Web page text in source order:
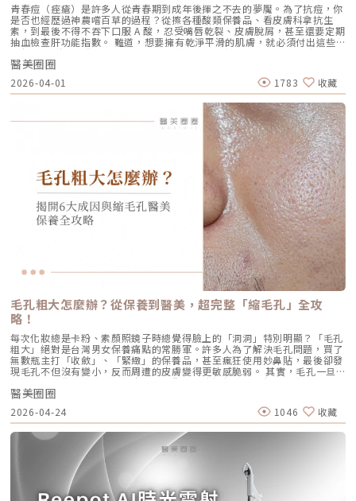
4至6個月後進行。必要時，醫師會根據患者肌膚老化程度，評估是否安排加
強治療，以達到最佳效果。大部分患者在首次治療後約2至4週，能感受到肌
膚保濕度提升與質感柔嫩。完整療程結束後，肌膚彈性、細緻度與毛孔緊實
度明顯改善，效果可維持數月，期間因人而異，與個人膚質及保養習慣相
關。針對肌膚老化較嚴重的患者，醫師會提供客製化療程方案，確保治療成
效符合期待。為何完成完整療程後仍需定期補打？雖然Profhilo在第一年完
成三次療程後，可促進皮膚彈力蛋白的新生，但其成分會在體內逐漸代謝，
約在施打後28天開始減少。儘管如此，Profhilo所啟動的生物刺激作用能持
續約3個月左右。隨著時間流逝，皮膚的保濕度與細胞活化功能會逐漸降
低，肌膚質感可能回復至治療前的狀態。加上年齡增長與環境壓力，皮膚細
胞活力下降，因此建議每3至4個月進行一次補打，持續激活肌膚，維持年輕
健康。一項針對40至65歲受試者的研究顯示，接受兩次Profhilo注射（間
隔30天）後，在1個月與4個月的評估中，皮膚彈性與保濕度均有顯著提
升，且效果可維持至少4個月。受試者自我評估亦反映皺紋減少、肌膚更緊
緻，印證持續治療的重要性。（參考來源：Sparavigna et al., 2022）璞
菲洛療程前後注意事項術前： 停止服用抗凝血藥物（如阿斯匹靈、維他命
E） 治療當天避免化妝、飲酒 保持作息規律，避免熬夜與重度壓力術後：
24小時內避免按摩施打部位 三天內避免劇烈運動與三溫暖 一週內避免臉部
熱敷與刺激性護膚產品 建議加強保濕、防曬，幫助效果延長璞菲洛副作用
與風險Profhilo屬於非交聯玻尿酸，不含化學交聯劑，生物相容性極佳，副
作用相對少。常見輕微反應包括： 注射處短暫腫脹、微紅 局部輕微瘀青
（數日內可自行消退） 極少數人可能會有輕微搔癢或壓痛感，通常在數天
內緩解※ 選擇合法診所與原廠授權產品，是避免療程風險最關鍵的因素。
為什麼 Profhilo 成為新一代醫美趨勢？隨著醫美觀念的演變，越來越多人
追求自然、柔和的改善效果，不希望臉部看起來僵硬或過度膨脹。Profhilo
與傳統填充型療程最大的不同，在於它獨特的「重建」式作用。Profhilo
並非單純地填補，而是將高濃度玻尿酸均勻分布於肌膚真皮層，從底層刺激
膠原蛋白與彈力蛋白新生，啟動肌膚的自我修復能力，讓效果柔和自然，能
有效降低傳統填充物可能帶來的異物感，也更貼近肌膚自然老化的邏輯。此
外，Profhilo 完美契合了當前醫美市場「微侵入式」與「預防型保養」的
趨勢。它填補了日常保養品與侵入式手術之間的空缺，不需像肉毒桿菌那樣
限制表情，也不需要像手術拉皮那樣漫長的恢復期。對於生活忙碌、注重效
率的現代人來說，這讓它更容易被接受，成為許多人延緩老化、提升膚質的
首選。臨床案例分享以下為原廠提供的實際案例，透過Profhilo逆時針療
程，觀察治療前後肌膚狀態的變化，供大家參考了解療程效果。璞菲洛
Profhilo常見Q&AQ1：PROFHILO和水光療程有什麼差別？ 水光著重在肌
膚表層補水，讓皮膚變得水嫩透亮；而PROFHILO作用層次更深，不只補
水，還能活化膠原蛋白、彈力蛋白等細胞修復，提升整體彈性與緊緻度。它
的特點是透過穩定擴散來刺激肌膚自我修復，不靠刺激或破壞，適合想全面
改善膚況的人。Q2：可以和電波、音波等療程搭配嗎？ 可與電波、音波等
療程搭配使用，建議間隔約兩週，具體施打順序與時間需由醫師評估。電
波、音波術後可加速肌膚修復並延長效果，但需等皮膚完全降溫後再進行
Profhilo療程。施打前請務必諮詢醫師，遵從專業建議安排療程。Q3：璞
菲洛每年需要打幾次？ 一個完整療程通常包含三次施打，前兩次相隔約一
如果妳覺得臉部皮膚軟爛、毛孔粗大、布滿細紋，這通常是真皮層膠原蛋白
流失。此時我會建議以「無雙電波」或「鳳凰電波」為主，強化表層的「緊
緻」，若能搭配美音二代 1.5mm 或 3.0mm 的探頭進行分層治療，效果會
更全面。2.3 脂肪下移型（贅肉堆積）有些人老化表現是法令紋上方擠出一
塊肉，或是出現明顯的雙下巴。這類族群除了筋膜拉提，還需要美音二代對
脂肪組織產生的微熱效應來進行收斂，收緊鬆贅組織，恢復線條的俐落感。
三、 關於痛感與效果：二代真的不一樣嗎？「醫師，聽說美國音波非常
痛，是真的嗎？」這是許多客人心中的陰影。的確，第一代美國音波因其能
量輸出極為強悍扎實，對某些痛感較敏感的客人來說確實是一大挑戰。但
Ultherapy Prime（美音二代）在 2026 年能被醫美圈推崇，關鍵就在於它
大幅優化了「舒適度」。3.1 減痛技術的優化美音二代優化了能量輸出的波
型與頻率，使熱能釋放更加穩定均勻。在臨床操作中，我發現客人的耐受度
顯著提升，不再需要像早期那樣「痛到想哭」。 見效時間：治療當下因組
織受熱收縮，會有 10-20% 的即時拉提感。真正的巔峰效果會在術後 2–3
個月，隨著膠原蛋白的大量新生，輪廓會日益清晰。 維持時間：在規律的
生活作息下，一次優良的治療效果可維持 12–18 個月。四、 蔡醫師的減齡
處方箋：美音二代的精準佈點很多診所標榜「破千條」的音波，但我始終堅
持：條數不是越多越好，精準度才是關鍵。過多的能量可能造成脂肪萎縮
（臉凹），過少則無感。在辰美學，我會根據每一位客人的臉型厚薄、鬆弛
程度，規劃專屬的能量地圖。以下是 2026 年我常用的建議處方： 施作區
更好的「精緻度」，我常會建議在音波拉提後，搭配再生針（瑞德喜）進行
外輪廓的固定，或是以「混合式填充」補足流失的骨架支撐。這種「由內拉
提、由外固定」的複合思維，才是現代抗老的趨勢。五、 2026 醫美行情與
避坑建議當妳搜尋「美國音波二代價格」時，會發現市場行情落差很大。身
為醫師，我必須提醒大家，費用背後包含的是原廠探頭成本、儀器維護、以
及最重要的「醫師的技術與判讀經驗」。 認明原廠授權：施打前請掃描儀
器與探頭 QR Code，確保非水貨或非法翻新探頭。 選擇認證醫師：音波拉
提需要精準的解剖學知識，只有受過原廠培訓的醫師，才能在「安全邊界
內」將能量發揮到極致。六、 結語：愛美，是為了成就更好的自己我常
說，醫美的意義不在於把妳變成另外一個人，而在於「找回最巔峰狀態的
妳」。看著客人在治療後，重新對鏡子裡的自己露出自信的微笑，那是我身
為醫師最大的成就感。我會運用 Ultherapy Prime 美國音波第二代的精準
技術，結合我對面部結構的美感理解，悉心守護妳每一寸肌膚的張力。如果
您也對輪廓的流失感到焦慮，或者正猶豫哪種療程最適合自己，歡迎預約來
診間，讓我們在一個放鬆、透明的環境下，一起討論出最適合您的減齡計
畫。
青春痘（痤瘡）是許多人從青春期到成年後揮之不去的夢魘。為了抗痘，你
是否也經歷過神農嚐百草的過程？從擦各種酸類保養品、看皮膚科拿抗生
素，到最後不得不吞下口服 A 酸，忍受嘴唇乾裂、皮膚脫屑，甚至還要定期
抽血檢查肝功能指數。 難道，想要擁有乾淨平滑的肌膚，就必須付出這些
代價嗎？ 隨著醫學美容科技的進步，抗痘治療終於迎來了劃時代的突破。
全球首款獲得美國 FDA 認證，專門針對「皮脂腺」進行治療的 AviClear 戰
痘雷射 正式問世。它主打不需依賴藥物、無嚴重副作用，透過專利
1726nm 波長雷射，從根源「關閉」過度活躍的皮脂腺。 這篇文章將帶你
全面深入了解 AviClear 戰痘雷射的作用原理、與傳統治療的差異、療程細
節以及真實的術後效果，幫助你評估這項抗痘黑科技是否適合自己。為什麼
痘痘總是反覆發作？看懂萬惡之源「皮脂腺」在認識 AviClear 戰痘雷射之
前，我們必須先了解痘痘（痤瘡）究竟是怎麼形成。青春痘的生成機制主要
包含四大關鍵： 皮脂分泌過盛：受到賀爾蒙、壓力、飲食或基因影響，皮
脂腺製造出過多的油脂。 毛囊角化異常：老廢角質無法正常代謝，與油脂
混合後堵塞毛孔，形成粉刺。 痤瘡桿菌增生：堵塞的無氧毛孔成為痤瘡桿
菌（C. acnes）的溫床，細菌大量繁殖。 發炎反應：細菌代謝物引發免疫
反應，導致紅腫、化膿，形成嚴重的囊腫型或膿皰型痘痘。在這四個環節
中，「皮脂分泌過盛」是啟動後續一連串災難的開關。傳統的治療方式，如
抗生素主要針對殺菌；外用酸類主要針對去角質。唯有口服 A 酸能夠有效抑
制皮脂腺分泌，這也是為什麼口服 A 酸過去被視為治療嚴重痘痘的終極武
器。然而，口服 A 酸伴隨著全身性的副作用。而 AviClear 戰痘雷射的誕
生，就是為了一次解決這個痛點：我們能不能在不吃藥的情況下，精準且長
效地控制皮脂腺？什麼是 AviClear 戰痘雷射？解密 1726nm 的物理奇蹟
AviClear 戰痘雷射是一台利用特定波長光能來治療痤瘡的醫療儀器。它的核
心技術在於突破性的1726nm 波長雷射。1. 為什麼是 1726nm 波長？「專
吃油脂」的標靶治療在雷射醫學中，不同的波長會被不同的目標物（如黑色
素、血紅素、水分）吸收。1726nm 這個波長非常特殊，它在人體組織
中，被皮脂（油脂）吸收的效率，大約是被水分吸收的 2 倍。當 AviClear
的雷射光束打入真皮層時，能量會精準地被富含油脂的「皮脂腺」大量吸
收，進而產生熱能。這些熱能會破壞過度活躍的皮脂腺細胞，變得萎縮、分
泌量大幅下降。當沒有過多的油脂，毛孔就不易堵塞，痤瘡桿菌也失去了生
存的養分，痘痘自然就失去了生長的溫床。2. AviCool™ 藍寶石冷卻系統：
保護表皮，大幅提升舒適度既然要用熱能破壞深層的皮脂腺，表皮會不會被
燙傷？這正是 AviClear 的另一項核心專利。機器配備了專屬的 AviCool™
藍寶石接觸式冷卻系統。在雷射擊發前、擊發中與擊發後，冷卻系統會持續
將表皮溫度維持在安全的低溫狀態。這不僅能防止表皮熱傷害、避免術後反
黑，更大幅降低了療程中的痛感，讓患者在不需要敷麻藥的情況下（視個人
耐受度而定），也能順利完成治療。AviClear 戰痘雷射 vs. 藍雷射與傳統療
法：抗痘金大PK過去我們面對嚴重的青春痘，「吞口服A酸」幾乎是唯一的
終極解方。然而，隨著光電科技的突破，現代的醫美抗痘已經邁入了「精準
破壞皮脂腺」的新紀元。目前市面上討論度最高的兩大抗痘黑科技，分別是
AviClear 戰痘雷射與 CAPRI 藍雷射。雖然兩者都主打不吃藥、從根源控
油，但在波長與作用機制上卻有著根本的差異。我們該如何選擇？它們與傳
統的口服A酸又有什麼不同？以下為您全面解析。頂尖對決：AviClear 戰痘
雷射 vs. CAPRI 藍雷射這兩款都是目前熱門的無藥物抗痘雷射，雖然目標一
醫美圈圈
2026-04-01 1783 收藏
毛孔粗大怎麼辦？從保養到醫美，超完整「縮毛孔」全攻
略！
每次化妝總是卡粉、素顏照鏡子時總覺得臉上的「洞洞」特別明顯？「毛孔
粗大」絕對是台灣男女保養痛點的常勝軍。許多人為了解決毛孔問題，買了
無數瓶主打「收斂」、「緊緻」的保養品，甚至瘋狂使用妙鼻貼，最後卻發
現毛孔不但沒有變小，反而周遭的皮膚變得更敏感脆弱。 其實，毛孔一旦
被撐大，就像是被撐鬆的橡皮筋，光靠日常塗抹保養品是很難「完全逆轉」
的。想要有效改善毛孔粗大，我們必須先搞懂你的毛孔是哪一種「型」，才
能對症下藥！這篇文章將帶你從日常保養到專業醫美療程，全面拯救毛孔粗
大的終極對策。為什麼我的毛孔會變大？揭開毛孔粗大的 6大元兇在探討怎
麼解決之前，我們得先抓出讓毛孔變大的罪魁禍首。毛孔粗大絕對不是單一
原因造成的，通常是以下幾個因素交織而成的結果：1. 【油脂型毛孔】：中
東油田的擴建工程毛孔是皮脂排出的主要通道。當你的皮脂腺天生比較發
達，或是受到氣溫升高、荷爾蒙波動、常吃高油高糖食物影響，導致出油量
大增時，通道就會被迫「擴建」來排出這些大量油脂。2. 【角質型毛孔】：
通道堵塞引發的連鎖反應健康的肌膚會自然代謝老廢角質，但如果代謝異
常，這些廢棄角質就會和皮脂、空氣中的髒污混合在一起，死死地堵塞在毛
醫美圈圈
2026-04-24 1046 收藏